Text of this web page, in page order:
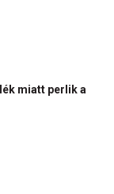
miatt perlik a